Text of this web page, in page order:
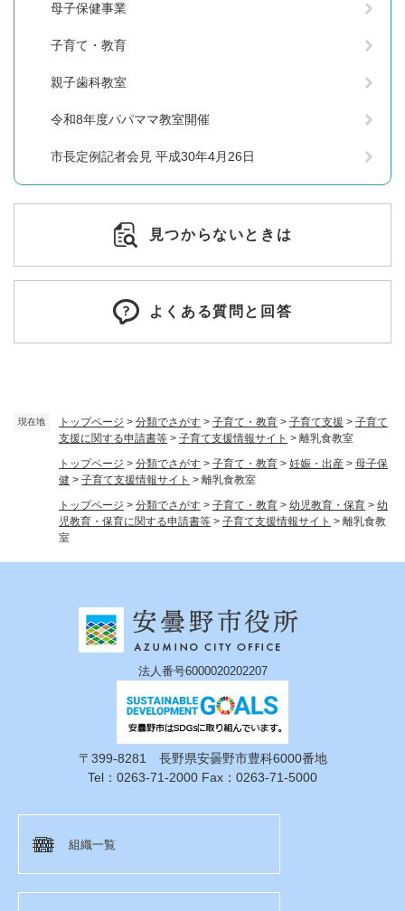
現在地 トップページ > 分類でさがす > 子育て・教育 > 子育て支援 > 子育て
支援に関する申請書等 > 子育て支援情報サイト > 離乳食教室
トップページ > 分類でさがす > 子育て・教育 > 妊娠・出産 > 母子保
健 > 子育て支援情報サイト > 離乳食教室
トップページ > 分類でさがす > 子育て・教育 > 幼児教育・保育 > 幼
児教育・保育に関する申請書等 > 子育て支援情報サイト > 離乳食教
室
母子保健事業
子育て・教育
親子歯科教室
令和8年度パパママ教室開催
市長定例記者会見 平成30年4月26日
見つからないときは
よくある質問と回答
法人番号6000020202207
〒399-8281 長野県安曇野市豊科6000番地
Tel：0263-71-2000 Fax：0263-71-5000
組織一覧